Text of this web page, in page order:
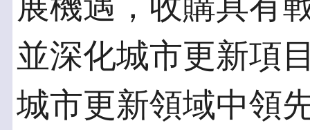
並深化城市更新項
城市更新領域中領